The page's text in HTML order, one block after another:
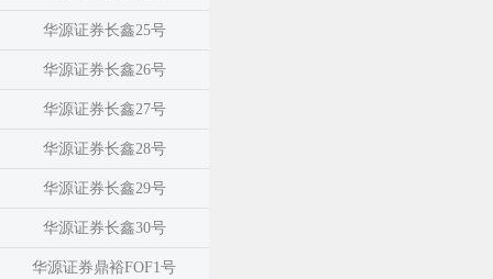
华源证券长鑫25号
华源证券长鑫26号
华源证券长鑫27号
华源证券长鑫28号
华源证券长鑫29号
华源证券长鑫30号
华源证券鼎裕FOF1号